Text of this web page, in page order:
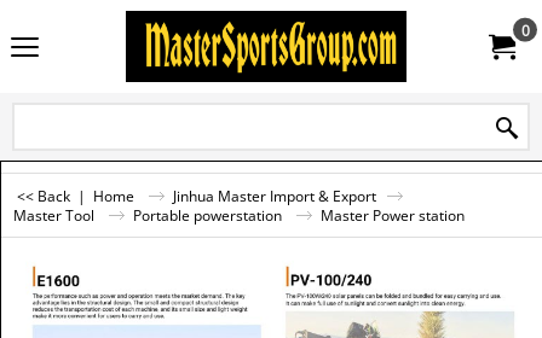
0
<< Back | Home
Jinhua Master Import & Export
Master Tool
Portable powerstation Master Power station